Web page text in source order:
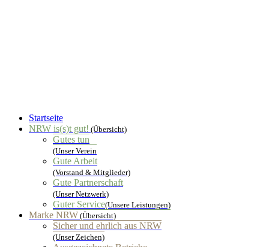
Startseite
NRW is(s)t gut! (Übersicht)
Gutes tun
(Unser Verein
Gute Arbeit
(Vorstand & Mitglieder)
Gute Partnerschaft
(Unser Netzwerk)
Guter Service(Unsere Leistungen)
Marke NRW (Übersicht)
Sicher und ehrlich aus NRW
(Unser Zeichen)